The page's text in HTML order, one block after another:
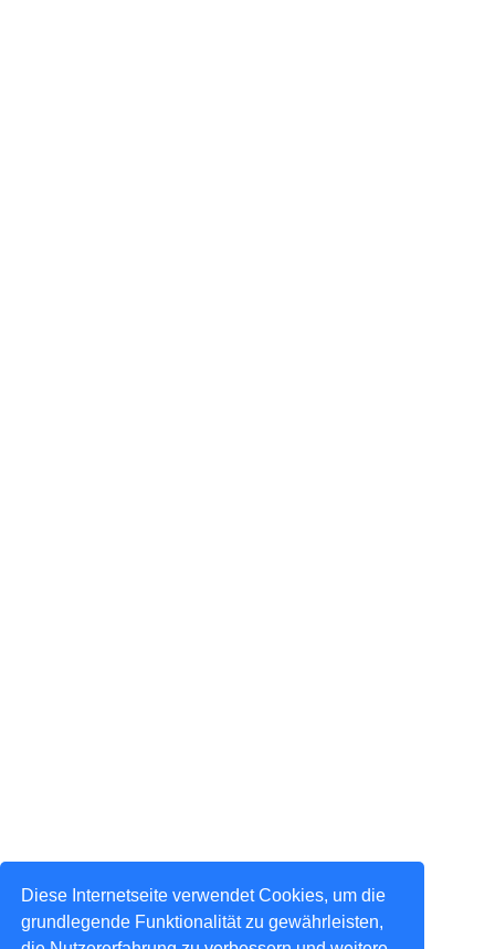
Diese Internetseite verwendet Cookies, um die
grundlegende Funktionalität zu gewährleisten,